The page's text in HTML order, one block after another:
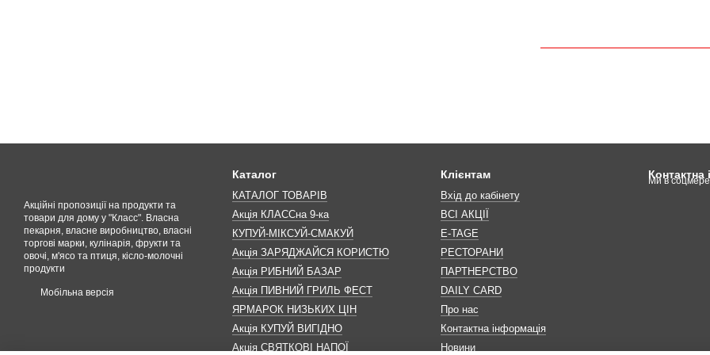
Акційні пропозиції на продукти та
товари для дому у "Класс". Власна
пекарня, власне виробництво, власні
торгові марки, кулінарія, фрукти та
овочі, м'ясо та птиця, кісло-молочні
продукти
Мобільна версія
Каталог
КАТАЛОГ ТОВАРІВ
Акція КЛАССна 9-ка
КУПУЙ-МІКСУЙ-СМАКУЙ
Акція ЗАРЯДЖАЙСЯ КОРИСТЮ
Акція РИБНИЙ БАЗАР
Акція ПИВНИЙ ГРИЛЬ ФЕСТ
ЯРМАРОК НИЗЬКИХ ЦІН
Акція КУПУЙ ВИГІДНО
Акція СВЯТКОВІ НАПОЇ
Клієнтам
Вхід до кабінету
ВСІ АКЦІЇ
E-TAGE
РЕСТОРАНИ
ПАРТНЕРСТВО
DAILY CARD
Про нас
Контактна інформація
Новини
Контактна
Ми в